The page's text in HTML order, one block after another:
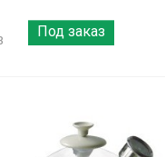
Под заказ